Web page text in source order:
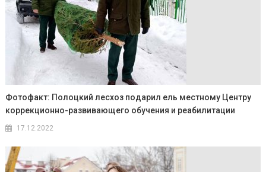
Фотофакт: Полоцкий лесхоз подарил ель местному Центру
коррекционно-развивающего обучения и реабилитации
17.12.2022